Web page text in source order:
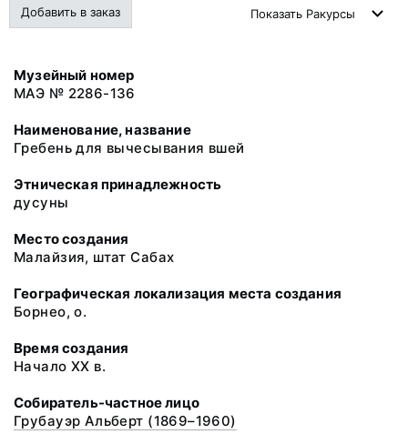
Добавить в заказ Показать Ракурсы
Музейный номер
МАЭ № 2286-136
Наименование, название
Гребень для вычесывания вшей
Этническая принадлежность
дусуны
Место создания
Малайзия, штат Сабах
Географическая локализация места создания
Борнео, о.
Время создания
Начало XX в.
Собиратель-частное лицо
Грубауэр Альберт (1869–1960)